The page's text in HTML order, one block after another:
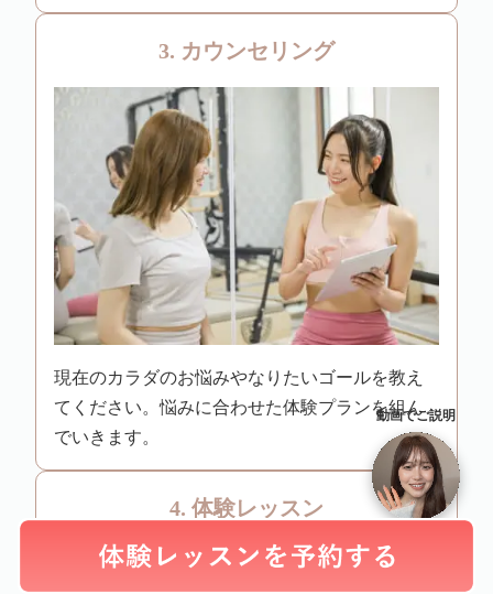
3. カウンセリング
現在のカラダのお悩みやなりたいゴールを教え
てください。悩みに合わせた体験プランを組ん
でいきます。
4. 体験レッスン
動画でご説明